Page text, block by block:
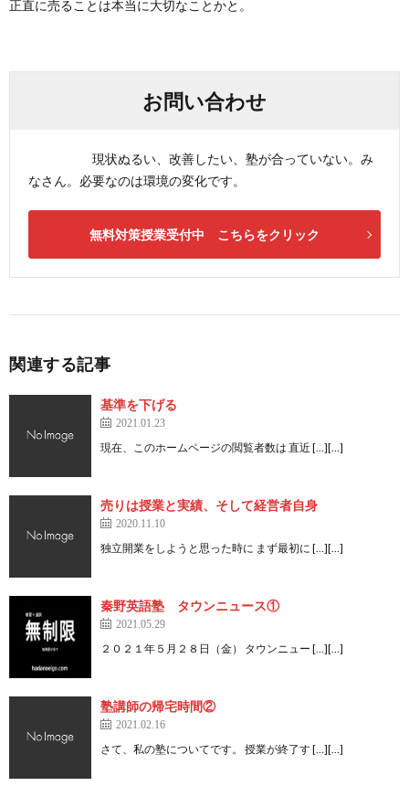
正直に売ることは本当に大切なことかと。
お問い合わせ
現状ぬるい、改善したい、塾が合っていない。み
なさん。必要なのは環境の変化です。
無料対策授業受付中 こちらをクリック
関連する記事
基準を下げる
2021.01.23
現在、このホームページの閲覧者数は 直近 […][…]
売りは授業と実績、そして経営者自身
2020.11.10
独立開業をしようと思った時に まず最初に […][…]
秦野英語塾 タウンニュース①
2021.05.29
２０２１年５月２８日（金） タウンニュー […][…]
塾講師の帰宅時間②
2021.02.16
さて、私の塾についてです。 授業が終了す […][…]